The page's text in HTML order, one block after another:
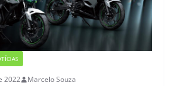
2022 Marcelo Souza